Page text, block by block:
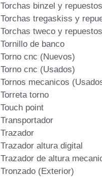
Torchas binzel y repuestos
Torchas tregaskiss y
Torchas tweco y repuestos
Tornillo de banco
Torno cnc (Nuevos)
Torno cnc (Usados)
Tornos mecanicos
Torreta torno
Touch point
Transportador
Trazador
Trazador altura digital
Trazador de altura
Tronzado (Exterior)